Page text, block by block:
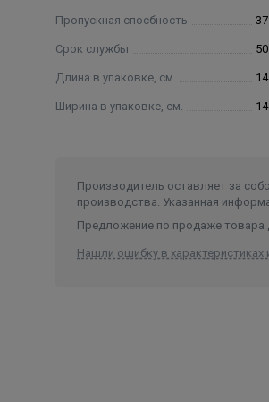
Пропускная спосбность
Срок службы
Длина в упаковке, см.
Ширина в упаковке, см.
Производитель оставляет за
производства. Указанная
Предложение по продаже товара
Нашли ошибку в характеристиках